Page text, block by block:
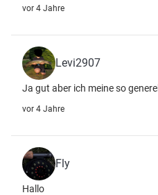
vor 4 Jahre
Levi2907
Ja gut aber ich meine so generell
vor 4 Jahre
Fly
Hallo